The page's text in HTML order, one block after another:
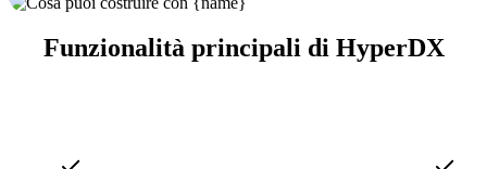
Funzionalità principali di HyperDX